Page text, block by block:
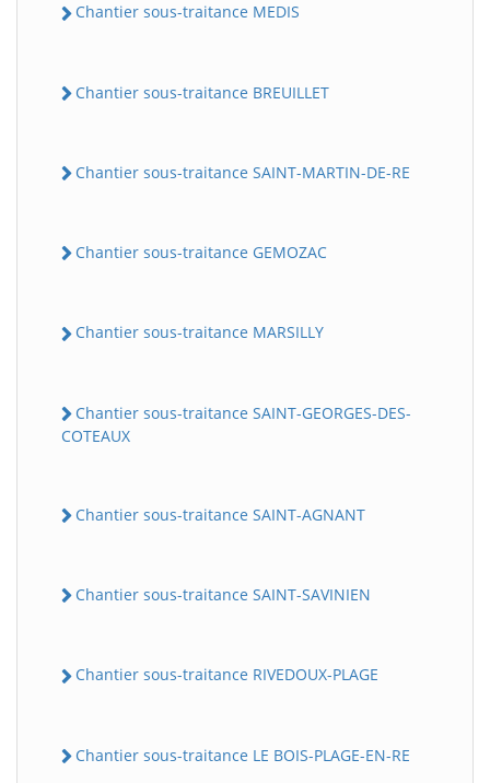
Chantier sous-traitance MEDIS
Chantier sous-traitance BREUILLET
Chantier sous-traitance SAINT-MARTIN-DE-RE
Chantier sous-traitance GEMOZAC
Chantier sous-traitance MARSILLY
Chantier sous-traitance SAINT-GEORGES-DES-
COTEAUX
Chantier sous-traitance SAINT-AGNANT
Chantier sous-traitance SAINT-SAVINIEN
Chantier sous-traitance RIVEDOUX-PLAGE
Chantier sous-traitance LE BOIS-PLAGE-EN-RE